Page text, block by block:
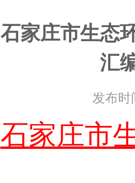
石家庄市生态
汇
发布时
石家庄市